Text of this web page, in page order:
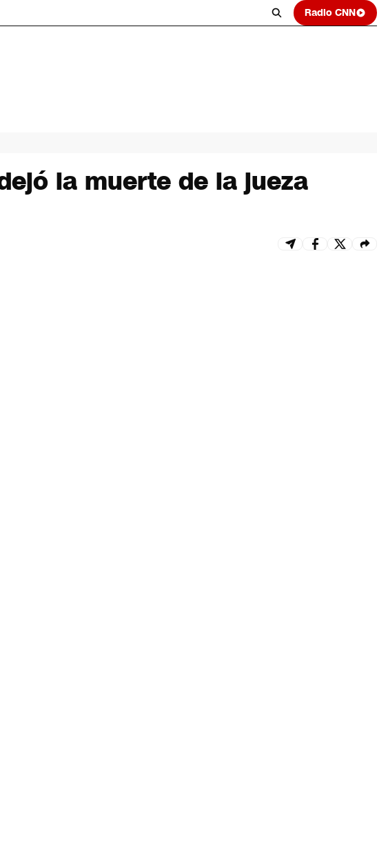
Radio CNN
la muerte de la jueza